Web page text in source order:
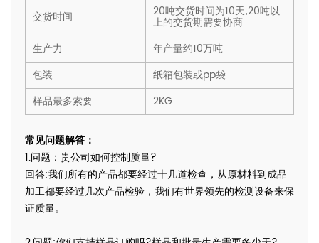
交货时间 20吨交货时间为10天;20吨以
上的交货期需要协商
生产力
年产量约10万吨
包装
纸箱包装或pp袋
样品最多索要
2KG
常见问题解答：
1.问题：贵公司如何控制质量?
回答:我们所有的产品都要经过十几道检查，从原材料到成品
加工都要经过几次产品检验，我们有世界领先的检测设备来保
证质量。